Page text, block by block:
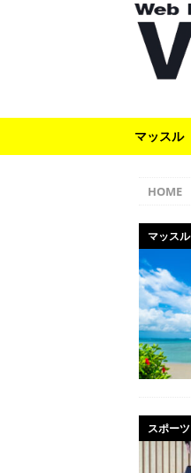
マッスル
HOME
マッスル
スポーツ